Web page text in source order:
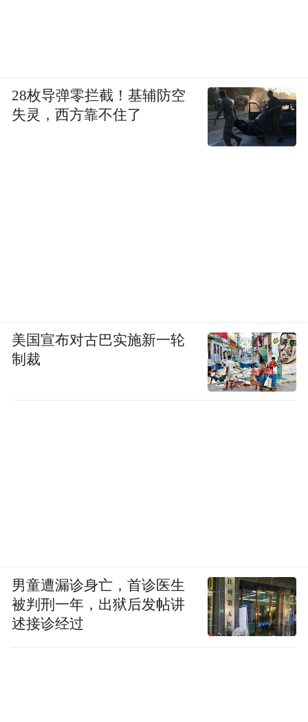
28枚导弹零拦截！基辅防空
失灵，西方靠不住了
美国宣布对古巴实施新一轮
制裁
男童遭漏诊身亡，首诊医生
被判刑一年，出狱后发帖讲
述接诊经过